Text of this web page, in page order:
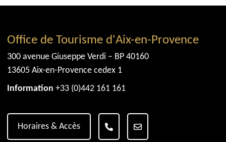
Office de Tourisme d'Aix-en-Provence
300 avenue Giuseppe Verdi – BP 40160
13605 Aix-en-Provence cedex 1
Information +33 (0)442 161 161
Horaires & Accès